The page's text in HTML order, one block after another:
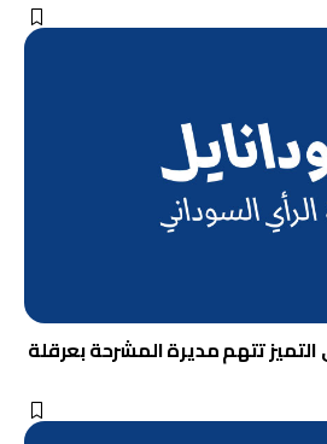
تتهم مديرة المشرحة بعرقلة